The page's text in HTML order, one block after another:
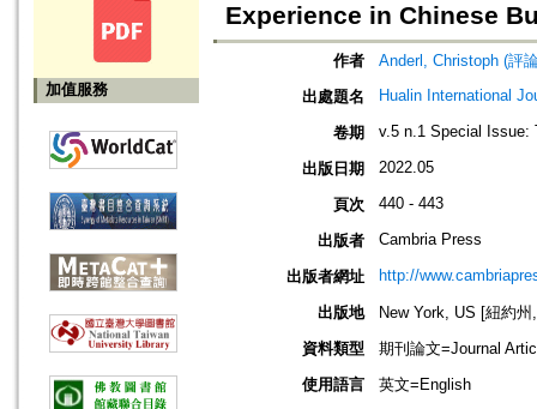
加值服務
Experience in Chinese
作者
Anderl, Christoph (評
出處題名
Hualin International
卷期 v.5 n.1 Special Issue:
出版日期 2022.05
頁次 440 - 443
出版者 Cambria Press
出版者網址 http://
出版地
New York, US [紐約
資料類型
期刊論文=Journal
使用語言
英文=English